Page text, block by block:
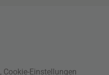
, Cookie-Einstellungen